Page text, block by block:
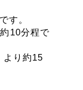
す。
10分程で
より約15